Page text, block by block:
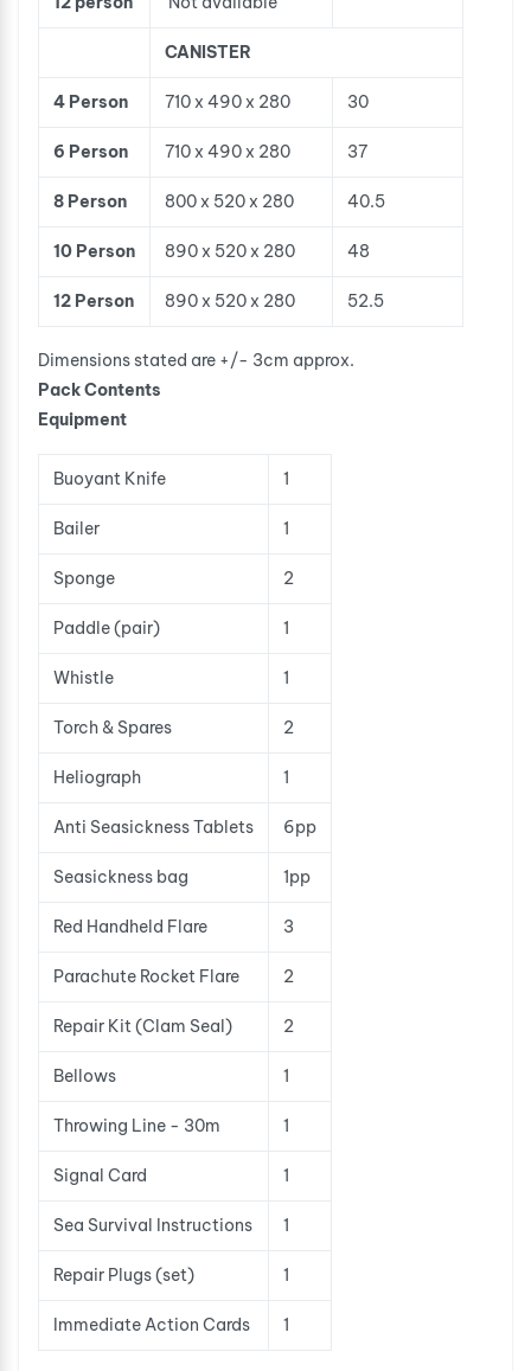
CANISTER
4 Person 710 x 490 x 280 30
6 Person 710 x 490 x 280 37
8 Person 800 x 520 x 280 40.5
10 Person 890 x 520 x 280 48
12 Person 890 x 520 x 280 52.5
Dimensions stated are +/- 3cm approx.
Pack Contents
Equipment
Buoyant Knife 1
Bailer 1
Sponge 2
Paddle (pair) 1
Whistle 1
Torch & Spares 2
Heliograph 1
Anti Seasickness Tablets 6pp
Seasickness bag 1pp
Red Handheld Flare 3
Parachute Rocket Flare 2
Repair Kit (Clam Seal) 2
Bellows 1
Throwing Line - 30m 1
Signal Card 1
Sea Survival Instructions 1
Repair Plugs (set) 1
Immediate Action Cards 1